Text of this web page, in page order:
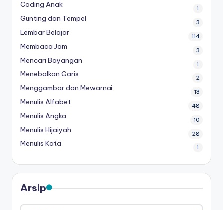
Coding Anak 1
Gunting dan Tempel 3
Lembar Belajar 114
Membaca Jam 3
Mencari Bayangan 1
Menebalkan Garis 2
Menggambar dan Mewarnai 13
Menulis Alfabet 48
Menulis Angka 10
Menulis Hijaiyah 28
Menulis Kata 1
Arsip